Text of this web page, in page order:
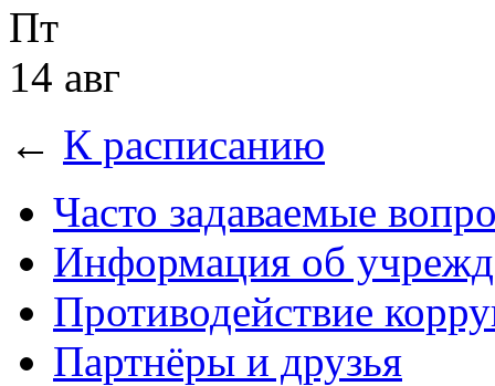
Пт
14 авг
← К расписанию
Часто задаваемые
Информация об
Противодействие
Партнёры и друзья